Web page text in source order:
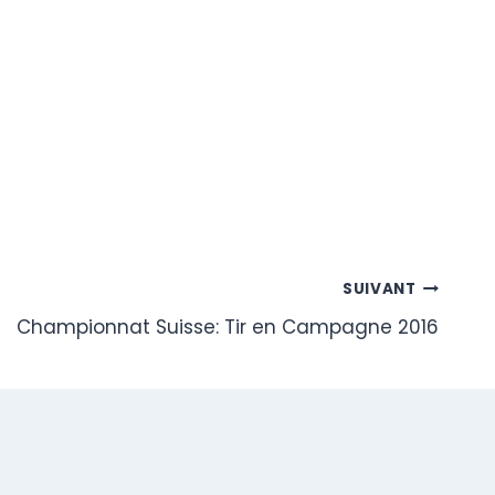
SUIVANT
Championnat Suisse: Tir en Campagne 2016